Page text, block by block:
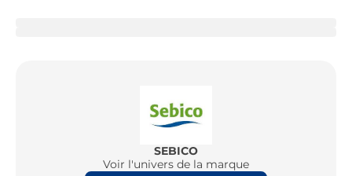
SEBICO
Voir l'univers de la marque